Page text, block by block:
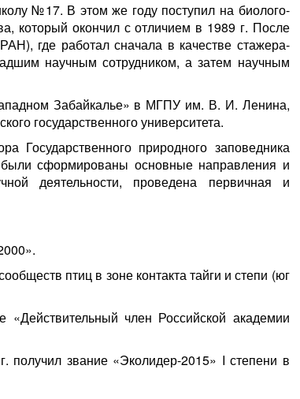
№17. В этом же году поступил на биолого-
который окончил с отличием в 1989 г. После
где работал сначала в качестве стажера-
научным сотрудником, а затем научным
Забайкалье» в МГПУ им. В. И. Ленина,
государственного университета.
природного заповедника
сформированы основные направления и
деятельности, проведена первичная и
птиц в зоне контакта тайги и степи (юг
член Российской академии
звание «Эколидер-2015» I степени в